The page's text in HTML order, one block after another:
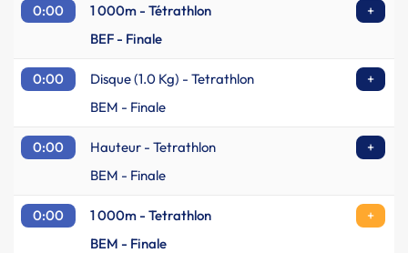
0:00 1 000m - Tétrathlon
+
BEF - Finale
0:00 Disque (1.0 Kg) - Tetrathlon
+
BEM - Finale
0:00 Hauteur - Tetrathlon
+
BEM - Finale
0:00 1 000m - Tetrathlon
+
BEM - Finale